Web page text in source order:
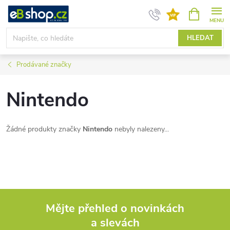
Přejít
obsah
HLEDAT
NÁKUPNÍ
KOŠÍK
Prodávané značky
Nintendo
Žádné produkty značky Nintendo nebyly nalezeny...
Mějte přehled o novinkách
a slevách